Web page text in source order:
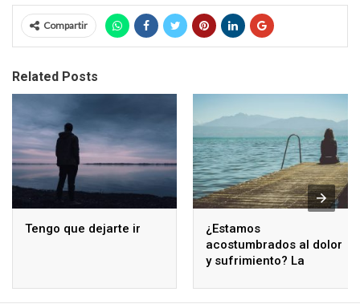
Compartir
Related Posts
Tengo que dejarte ir
¿Estamos
acostumbrados al dolor
y sufrimiento? La